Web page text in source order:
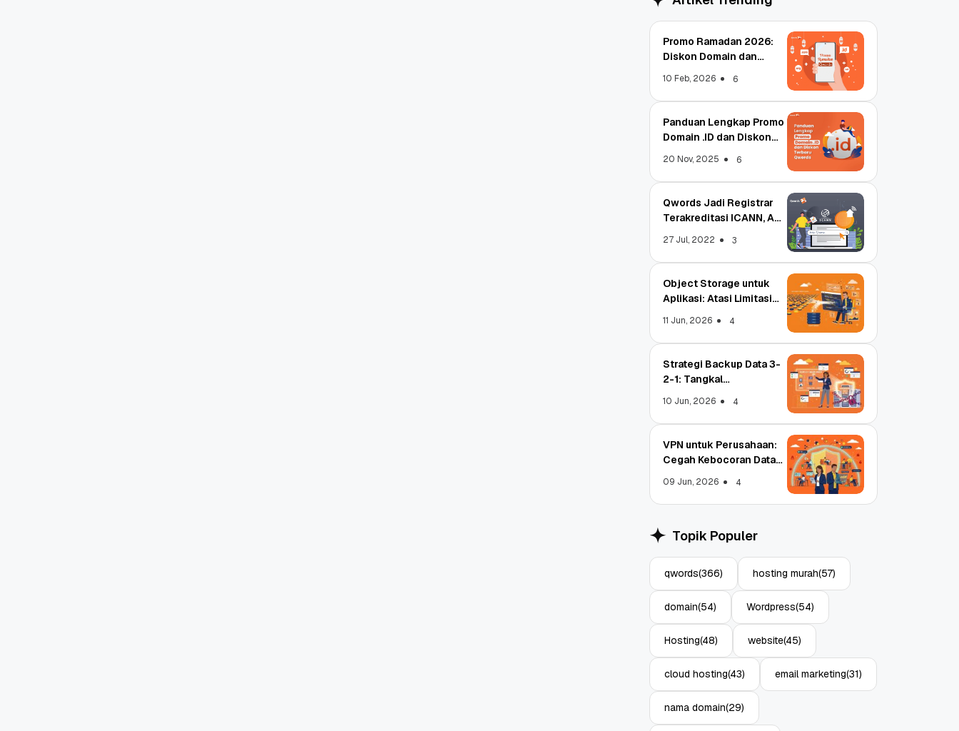
Aplikasi: Atasi Limitasi
11 Jun, 2026 4
Promo Ramadan 2026:
Diskon Domain dan
10 Feb, 2026 6
Panduan Lengkap Promo
Domain .ID dan Diskon
20 Nov, 2025 6
Qwords Jadi Registrar
Terakreditasi ICANN, Apa
27 Jul, 2022 3
Object Storage untuk
Aplikasi: Atasi Limitasi
11 Jun, 2026 4
Strategi Backup Data 3-
2-1: Tangkal
10 Jun, 2026 4
VPN untuk Perusahaan:
Cegah Kebocoran Data
09 Jun, 2026 4
Topik Populer
qwords(366) hosting murah(57)
domain(54) Wordpress(54)
Hosting(48) website(45)
cloud hosting(43) email marketing(31)
nama domain(29)